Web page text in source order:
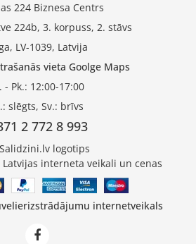
224 Biznesa Centrs
224b, 3. korpuss, 2. stāvs
LV-1039, Latvija
vieta Goolge Maps
- Pk.: 12:00-17:00
slēgts, Sv.: brīvs
2 772 8 993
internetveikals